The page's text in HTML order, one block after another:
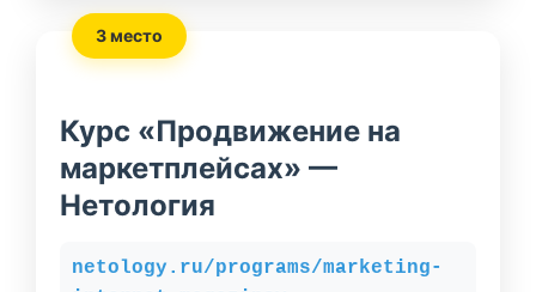
3 место
Курс «Продвижение на
маркетплейсах» —
Нетология
netology.ru/programs/marketing-